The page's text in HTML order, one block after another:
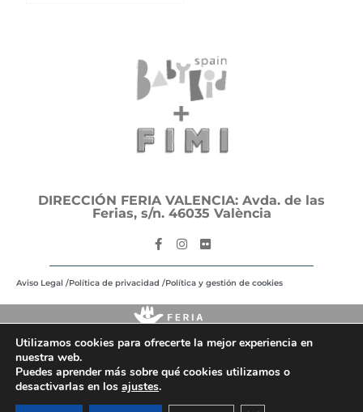
DIRECCIÓN FERIA VALENCIA: Avda. de las
Ferias, s/n. 46035 València
Aviso Legal /Política de privacidad /Política y gestión de cookies
Utilizamos cookies para ofrecerte la mejor experiencia en
nuestra web.
Puedes aprender más sobre qué cookies utilizamos o
desactivarlas en los ajustes.